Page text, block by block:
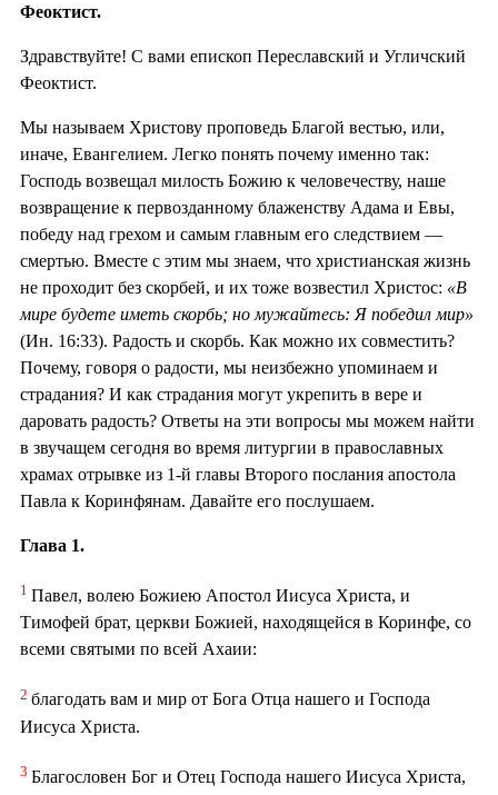
Феоктист.
Здравствуйте! С вами епископ Переславский и Угличский
Феоктист.
Мы называем Христову проповедь Благой вестью, или,
иначе, Евангелием. Легко понять почему именно так:
Господь возвещал милость Божию к человечеству, наше
возвращение к первозданному блаженству Адама и Евы,
победу над грехом и самым главным его следствием —
смертью. Вместе с этим мы знаем, что христианская жизнь
не проходит без скорбей, и их тоже возвестил Христос: «В
мире будете иметь скорбь; но мужайтесь: Я победил мир»
(Ин. 16:33). Радость и скорбь. Как можно их совместить?
Почему, говоря о радости, мы неизбежно упоминаем и
страдания? И как страдания могут укрепить в вере и
даровать радость? Ответы на эти вопросы мы можем найти
в звучащем сегодня во время литургии в православных
храмах отрывке из 1-й главы Второго послания апостола
Павла к Коринфянам. Давайте его послушаем.
Глава 1.
1 Павел, волею Божиею Апостол Иисуса Христа, и
Тимофей брат, церкви Божией, находящейся в Коринфе, со
всеми святыми по всей Ахаии:
2 благодать вам и мир от Бога Отца нашего и Господа
Иисуса Христа.
3 Благословен Бог и Отец Господа нашего Иисуса Христа,